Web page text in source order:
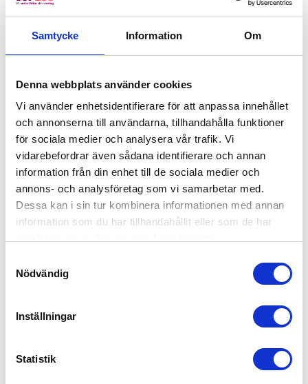
Samtycke Information Om
Denna webbplats använder cookies
Vi använder enhetsidentifierare för att anpassa innehållet
och annonserna till användarna, tillhandahålla funktioner
för sociala medier och analysera vår trafik. Vi
vidarebefordrar även sådana identifierare och annan
information från din enhet till de sociala medier och
annons- och analysföretag som vi samarbetar med.
Dessa kan i sin tur kombinera informationen med annan
information som du har tillhandahållit eller som de har
Nödvändig
Inställningar
Statistik
Kontakta oss för gräsklippning
i Landskrona
Gräsklippning är inte för alla. För vissa kan det
eller helt enkelt något som inte passar in i deras
stressiga vardag. Boka din tid för gräsklippning i
Landskrona, så hör vi av oss för att diskutera dina
behov och förutsättningar.
Kontakta 55Plus Landskrona
återkommer vi till dig snart!
du
med?
e-
integritets- och